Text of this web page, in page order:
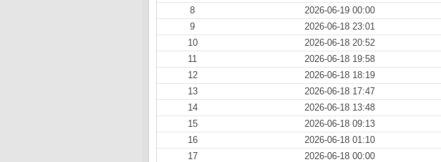
8
2026-06-19 00:00
9
2026-06-18 23:01
10
2026-06-18 20:52
11
2026-06-18 19:58
12
2026-06-18 18:19
13
2026-06-18 17:47
14
2026-06-18 13:48
15
2026-06-18 09:13
16
2026-06-18 01:10
17
2026-06-18 00:00